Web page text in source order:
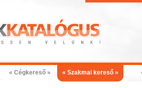
« Cégkereső » « Szakmai kereső »